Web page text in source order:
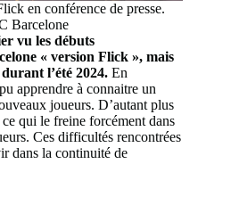
en conférence de presse.
Barcelone
vu les débuts
« version Flick », mais
l’été 2024. En
apprendre à connaitre un
joueurs. D’autant plus
qui le freine forcément dans
Ces difficultés rencontrées
dans la continuité de